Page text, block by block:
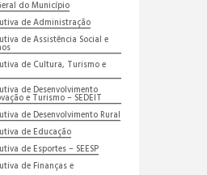
do Município
de Administração
de Assistência Social e
de Cultura, Turismo e
de Desenvolvimento
e Turismo – SEDEIT
de Desenvolvimento Rural
de Educação
de Esportes – SEESP
de Finanças e